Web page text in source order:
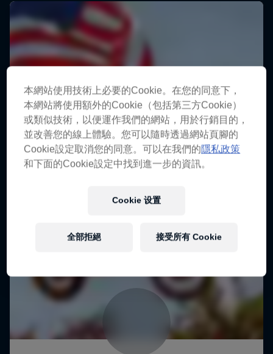
本網站使用技術上必要的Cookie。在您的同意下，
本網站將使用額外的Cookie（包括第三方Cookie）
或類似技術，以便運作我們的網站，用於行銷目的，
並改善您的線上體驗。您可以隨時透過網站頁腳的
Cookie設定取消您的同意。可以在我們的隱私政策
和下面的Cookie設定中找到進一步的資訊。
Cookie 设置
全部拒絕 接受所有 Cookie